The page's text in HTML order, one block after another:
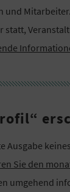
und
statt,
Ausgabe
Sie den
umgehend